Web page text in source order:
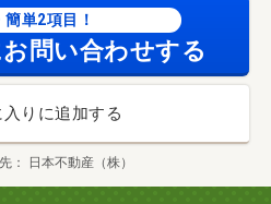
簡単2項目！
問い合わせする
りに追加する
日本不動産（株）